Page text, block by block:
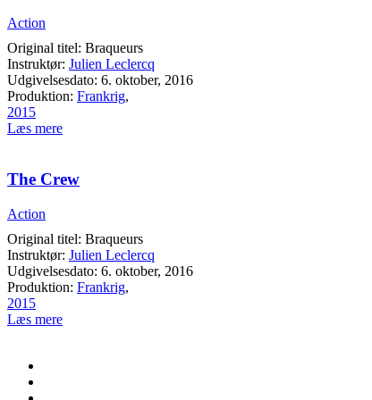
Action
Original titel: Braqueurs
Instruktør: Julien Leclercq
Udgivelsesdato: 6. oktober, 2016
Produktion: Frankrig,
2015
Læs mere
The Crew
Action
Original titel: Braqueurs
Instruktør: Julien Leclercq
Udgivelsesdato: 6. oktober, 2016
Produktion: Frankrig,
2015
Læs mere